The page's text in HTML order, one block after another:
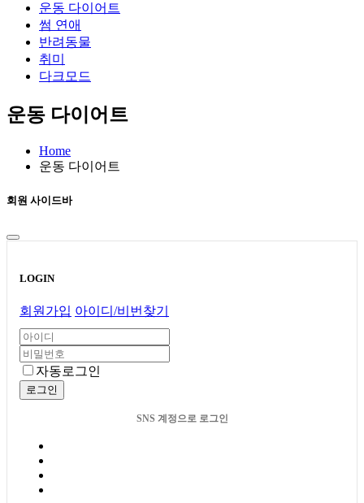
운동 다이어트
썸 연애
반려동물
취미
다크모드
운동 다이어트
Home
운동 다이어트
회원 사이드바
LOGIN
회원가입 아이디/비번찾기
자동로그인
로그인
SNS 계정으로 로그인